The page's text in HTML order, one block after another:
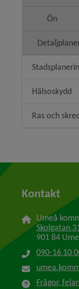
Ön
Hälsoskydd
Ras och
Kontakt
Umeå
Skolgatan
901 84
090-16 10
Frågor,